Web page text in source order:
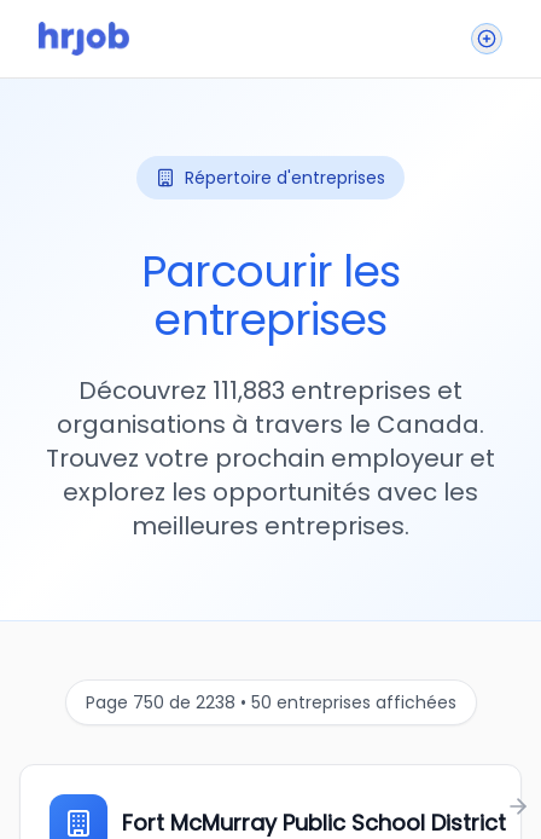
Répertoire d'entreprises
Parcourir les
entreprises
Découvrez 111,883 entreprises et
organisations à travers le Canada.
Trouvez votre prochain employeur et
explorez les opportunités avec les
meilleures entreprises.
Page 750 de 2238 • 50 entreprises affichées
Fort McMurray Public School District